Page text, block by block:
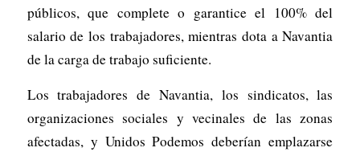
públicos, que complete o garantice el 100% del
salario de los trabajadores, mientras dota a Navantia
de la carga de trabajo suficiente.
Los trabajadores de Navantia, los sindicatos, las
organizaciones sociales y vecinales de las zonas
afectadas, y Unidos Podemos deberían emplazarse